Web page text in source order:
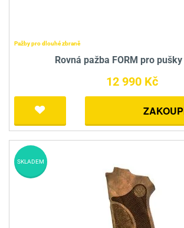
Pažby pro dlouhé zbraně
Rovná pažba FORM pro
12 990 Kč
SKLADEM